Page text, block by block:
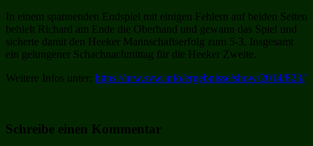
In einem spannenden Endspiel mit einigen Fehlern auf beiden Seiten
behielt Richard am Ende die Oberhand und gewann das Spiel und
sicherte damit den Heeker Mannschaftserfolg zum 5-3. Insgesamt
ein gelungener Schachnachmittag für die Heeker Zweite.
Weitere Infos unter: https://nrw.svw.info/ergebnisse/show/2014/823/
Schreibe einen Kommentar